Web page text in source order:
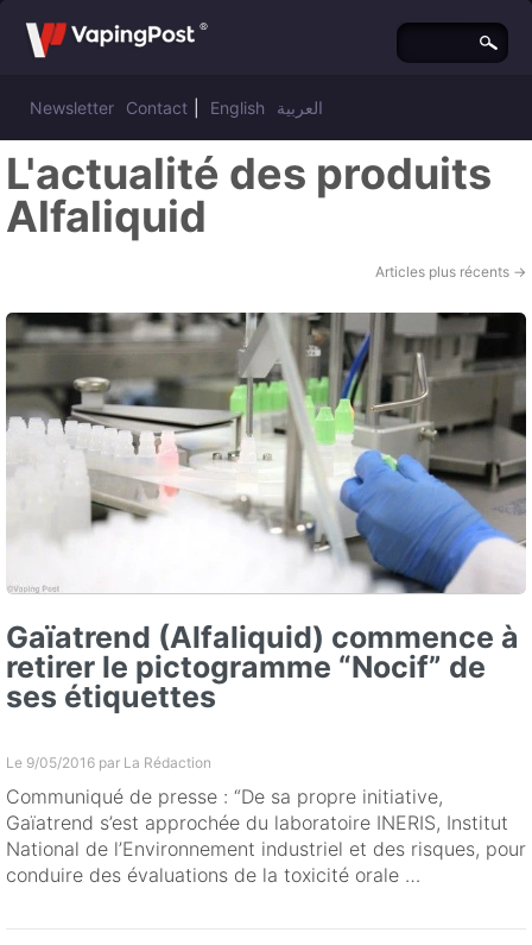
Newsletter Contact English العربية
L'actualité des produits
Alfaliquid
Articles plus récents →
Gaïatrend (Alfaliquid) commence à
retirer le pictogramme “Nocif” de
ses étiquettes
Le 9/05/2016 par La Rédaction
Communiqué de presse : “De sa propre initiative,
Gaïatrend s’est approchée du laboratoire INERIS, Institut
National de l’Environnement industriel et des risques, pour
conduire des évaluations de la toxicité orale …